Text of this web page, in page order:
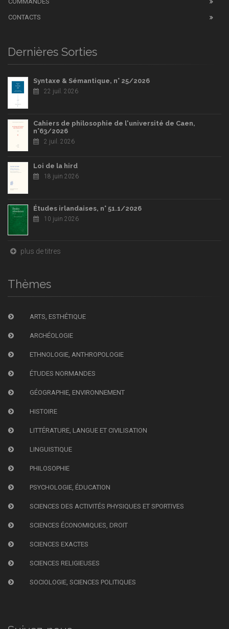
CONTACTS
Dernières Sorties
Syntaxe & Sémantique, n° 25/2026
22 juil. 2026
Cahiers de philosophie de l'université de Caen,
n°63/2026
2 juil. 2026
Loi de la hird
18 juin 2026
Études irlandaises, n° 51.1/2026
10 juin 2026
plus de titres
Thèmes
ARTS, ESTHÉTIQUE
ARCHÉOLOGIE
ETHNOLOGIE, ANTHROPOLOGIE
ÉTUDES NORMANDES
GÉOGRAPHIE, ENVIRONNEMENT
HISTOIRE
LITTÉRATURE, LANGUE ET CIVILISATION
LINGUISTIQUE
PHILOSOPHIE
PSYCHOLOGIE, ÉDUCATION
SCIENCES DES ACTIVITÉS PHYSIQUES ET SPORTIVES
SCIENCES ÉCONOMIQUES, DROIT
SCIENCES EXACTES
SCIENCES RELIGIEUSES
SOCIOLOGIE, SCIENCES POLITIQUES